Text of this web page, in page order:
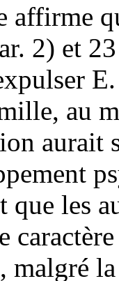
affirme
2) et
au
aurait
que les
malgré